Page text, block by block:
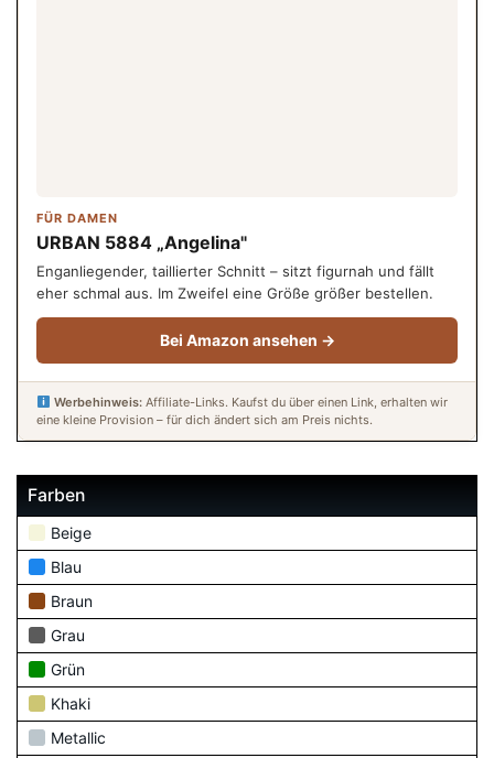
FÜR DAMEN
URBAN 5884 „Angelina"
Enganliegender, taillierter Schnitt – sitzt figurnah und fällt
eher schmal aus. Im Zweifel eine Größe größer bestellen.
Bei Amazon ansehen →
Werbehinweis:Affiliate-Links. Kaufst du über einen Link, erhalten wir
eine kleine Provision – für dich ändert sich am Preis nichts.
Farben
Beige
Blau
Braun
Grau
Grün
Khaki
Metallic